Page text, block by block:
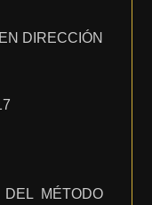
DIRECCIÓN
DEL MÉTODO